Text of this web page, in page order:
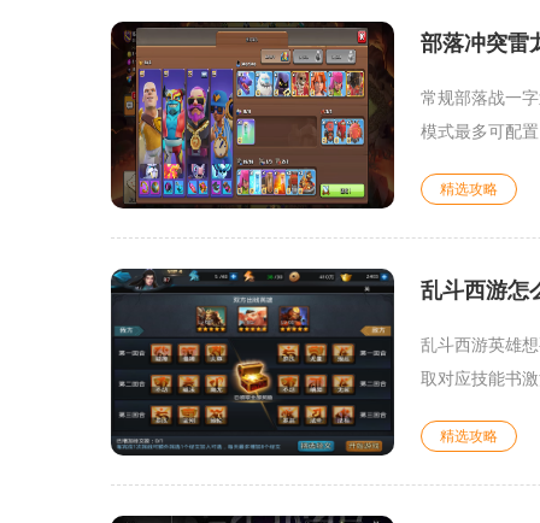
部落冲突雷
常规部落战一
模式最多可配
精选攻略
乱斗西游怎
乱斗西游英雄
取对应技能书
精选攻略